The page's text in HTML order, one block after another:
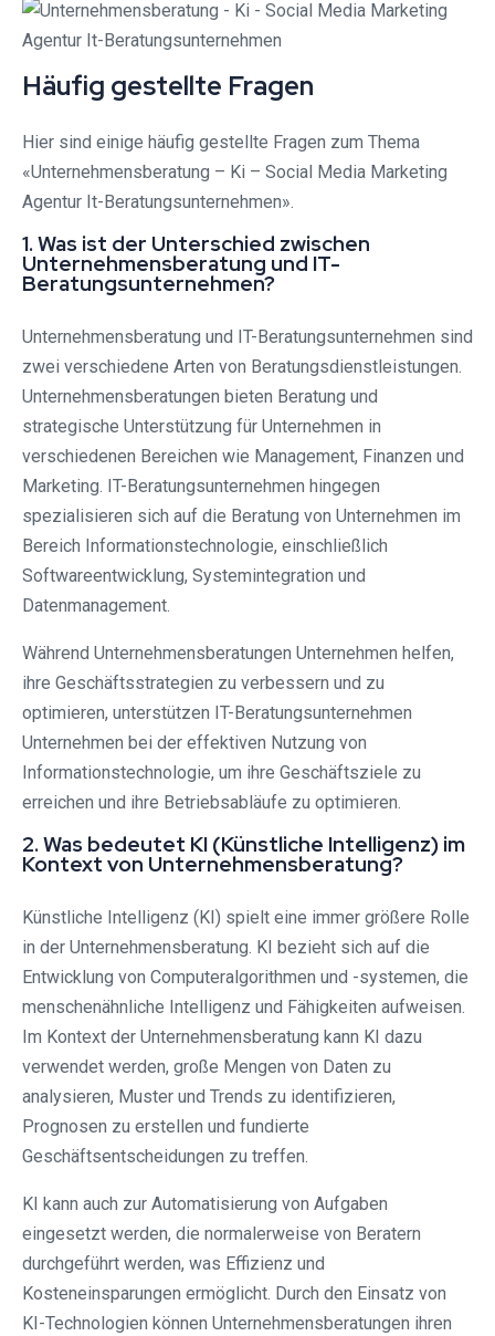
Häufig gestellte Fragen
Hier sind einige häufig gestellte Fragen zum Thema
«Unternehmensberatung – Ki – Social Media Marketing
Agentur It-Beratungsunternehmen».
1. Was ist der Unterschied zwischen
Unternehmensberatung und IT-
Beratungsunternehmen?
Unternehmensberatung und IT-Beratungsunternehmen sind
zwei verschiedene Arten von Beratungsdienstleistungen.
Unternehmensberatungen bieten Beratung und
strategische Unterstützung für Unternehmen in
verschiedenen Bereichen wie Management, Finanzen und
Marketing. IT-Beratungsunternehmen hingegen
spezialisieren sich auf die Beratung von Unternehmen im
Bereich Informationstechnologie, einschließlich
Softwareentwicklung, Systemintegration und
Datenmanagement.
Während Unternehmensberatungen Unternehmen helfen,
ihre Geschäftsstrategien zu verbessern und zu
optimieren, unterstützen IT-Beratungsunternehmen
Unternehmen bei der effektiven Nutzung von
Informationstechnologie, um ihre Geschäftsziele zu
erreichen und ihre Betriebsabläufe zu optimieren.
2. Was bedeutet KI (Künstliche Intelligenz) im
Kontext von Unternehmensberatung?
Künstliche Intelligenz (KI) spielt eine immer größere Rolle
in der Unternehmensberatung. KI bezieht sich auf die
Entwicklung von Computeralgorithmen und -systemen, die
menschenähnliche Intelligenz und Fähigkeiten aufweisen.
Im Kontext der Unternehmensberatung kann KI dazu
verwendet werden, große Mengen von Daten zu
analysieren, Muster und Trends zu identifizieren,
Prognosen zu erstellen und fundierte
Geschäftsentscheidungen zu treffen.
KI kann auch zur Automatisierung von Aufgaben
eingesetzt werden, die normalerweise von Beratern
durchgeführt werden, was Effizienz und
Kosteneinsparungen ermöglicht. Durch den Einsatz von
KI-Technologien können Unternehmensberatungen ihren